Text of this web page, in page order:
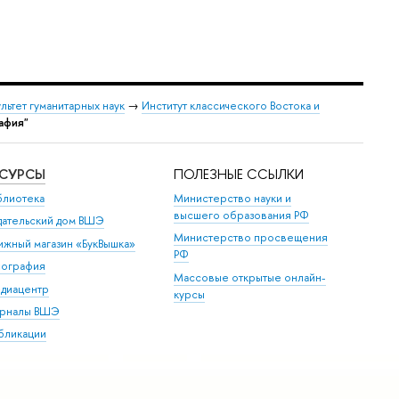
гуманитарных наук → Институт классического Востока и
дом ВШЭ
магазин «БукВышка»
ВШЭ
ПОЛЕЗНЫЕ ССЫЛКИ
Министерство науки и
высшего образования РФ
Министерство просвещения
РФ
Массовые открытые онлайн-
курсы